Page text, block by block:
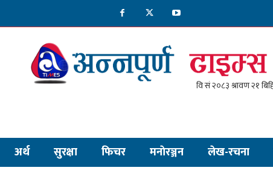
अर्थ सुरक्षा फिचर मनाेरञ्जन लेख-रचना